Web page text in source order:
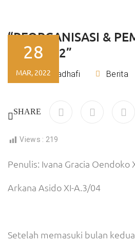
“REORGANISASI &
OSIS 2022”
By Rizky Kadhafi Berita
28
MAR, 2022
SHARE
Views : 219
Penulis: Ivana Gracia Oendoko
Arkana Asido XI-A.3/04
Setelah memasuki bulan